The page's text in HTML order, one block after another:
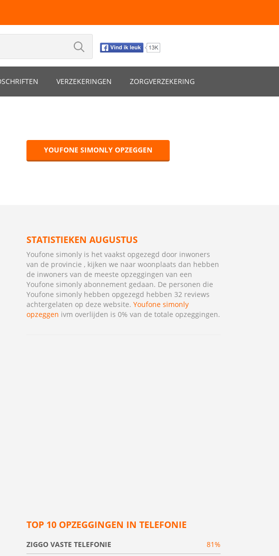
VERZEKERINGEN ZORGVERZEKERING
YOUFONE SIMONLY OPZEGGEN
STATISTIEKEN AUGUSTUS
Youfone simonly is het vaakst opgezegd door inwoners
van de provincie , kijken we naar woonplaats dan hebben
de inwoners van de meeste opzeggingen van een
Youfone simonly abonnement gedaan. De personen die
Youfone simonly hebben opgezegd hebben 32 reviews
achtergelaten op deze website. Youfone simonly
opzeggen ivm overlijden is 0% van de totale opzeggingen.
TOP 10 OPZEGGINGEN IN TELEFONIE
ZIGGO VASTE TELEFONIE
81%